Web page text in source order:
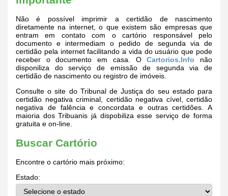
Não é possível imprimir a certidão de nascimento
diretamente na internet, o que existem são empresas que
entram em contato com o cartório responsável pelo
documento e intermediam o pedido de segunda via de
certidão pela internet facilitando a vida do usuário que pode
receber o documento em casa. OCartorios.Info não
disponiliza do serviço de emissão de segunda via de
certidão de nascimento ou registro de imóveis.
Consulte o site do Tribunal de Justiça do seu estado para
certidão negativa criminal, certidão negativa cível, certidão
negativa de falência e concordata e outras certidões. A
maioria dos Tribuanis já dispobiliza esse serviço de forma
gratuita e on-line.
Buscar Cartório
Encontre o cartório mais próximo:
Estado: